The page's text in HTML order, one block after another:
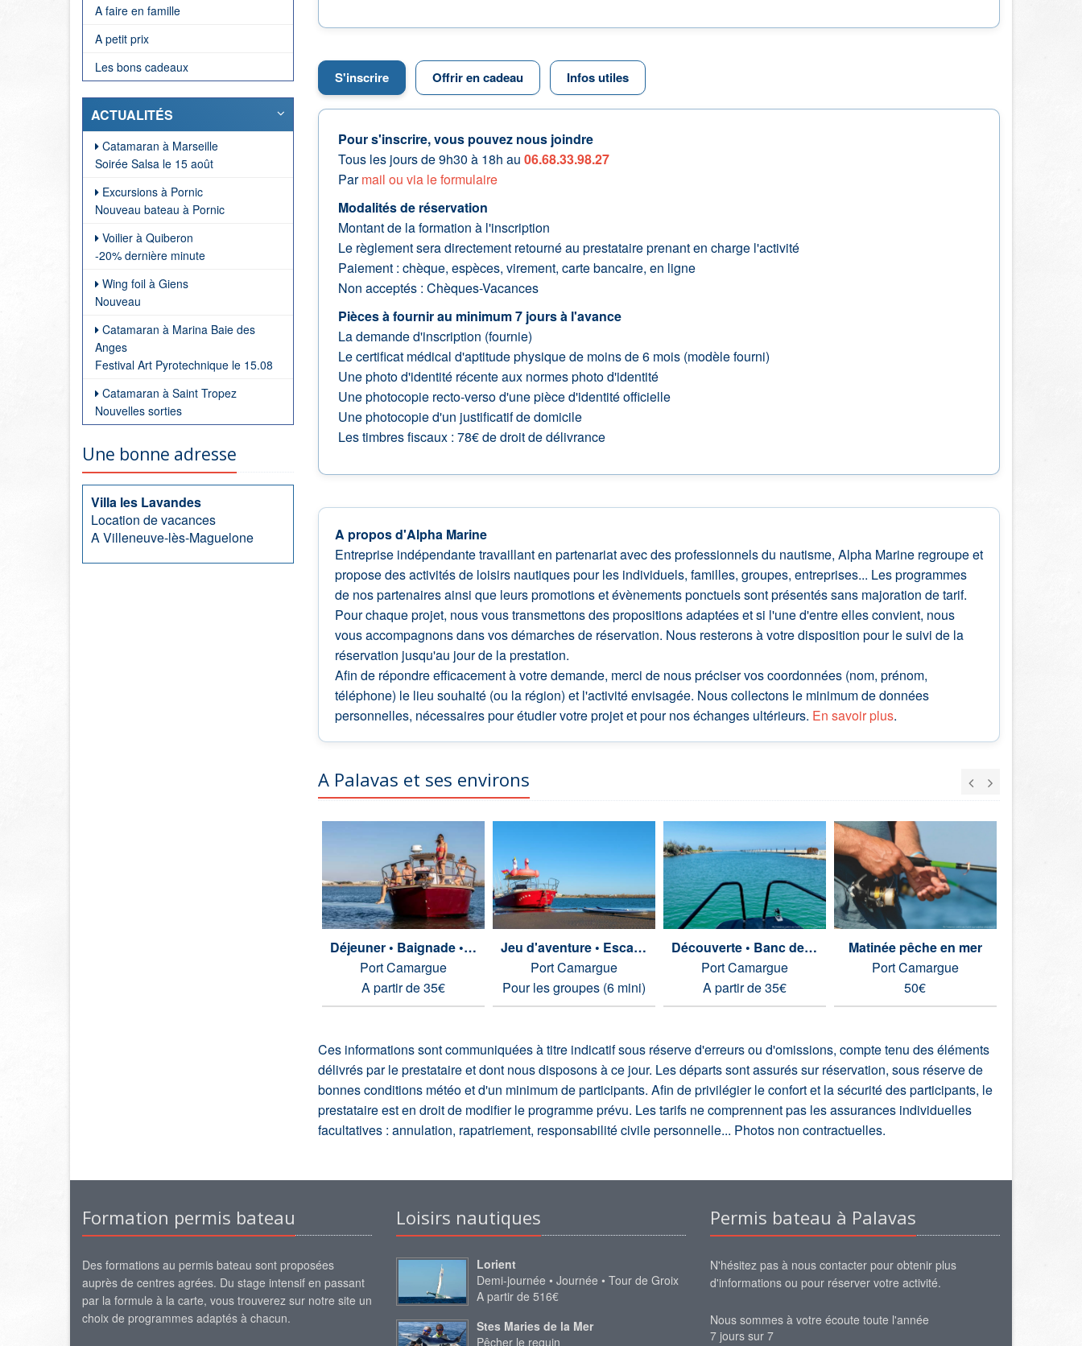
S'inscrire Offrir en cadeau Infos utiles
Pour s'inscrire, vous pouvez nous joindre
Tous les jours de 9h30 à 18h au 06.68.33.98.27
Parmail ou via le formulaire
Modalités de réservation
Montant de la formation à l'inscription
Le règlement sera directement retourné au prestataire prenant en charge l'activité
Paiement : chèque, espèces, virement, carte bancaire, en ligne
Non acceptés : Chèques-Vacances
Pièces à fournir au minimum 7 jours à l'avance
La demande d'inscription (fournie)
Le certificat médical d'aptitude physique de moins de 6 mois (modèle fourni)
Une photo d'identité récente aux normes photo d'identité
Une photocopie recto-verso d'une pièce d'identité officielle
Une photocopie d'un justificatif de domicile
Les timbres fiscaux : 78€ de droit de délivrance
A propos d'Alpha Marine
Entreprise indépendante travaillant en partenariat avec des professionnels du nautisme, Alpha Marine regroupe et
propose des activités de loisirs nautiques pour les individuels, familles, groupes, entreprises... Les programmes
de nos partenaires ainsi que leurs promotions et évènements ponctuels sont présentés sans majoration de tarif.
Pour chaque projet, nous vous transmettons des propositions adaptées et si l'une d'entre elles convient, nous
vous accompagnons dans vos démarches de réservation. Nous resterons à votre disposition pour le suivi de la
réservation jusqu'au jour de la prestation.
Afin de répondre efficacement à votre demande, merci de nous préciser vos coordonnées (nom, prénom,
téléphone) le lieu souhaité (ou la région) et l'activité envisagée. Nous collectons le minimum de données
personnelles, nécessaires pour étudier votre projet et pour nos échanges ultérieurs. En savoir plus.
A Palavas et ses environs
Déjeuner • Baignade • Dîner
Port Camargue
A partir de 35€
Jeu d'aventure • Escape Game
Port Camargue
Pour les groupes (6 mini)
Découverte • Banc de sable • Soirée
Port Camargue
A partir de 35€
Matinée pêche en mer
Port Camargue
50€
Ces informations sont communiquées à titre indicatif sous réserve d'erreurs ou d'omissions, compte tenu des éléments
délivrés par le prestataire et dont nous disposons à ce jour. Les départs sont assurés sur réservation, sous réserve de
bonnes conditions météo et d'un minimum de participants. Afin de privilégier le confort et la sécurité des participants, le
prestataire est en droit de modifier le programme prévu. Les tarifs ne comprennent pas les assurances individuelles
facultatives : annulation, rapatriement, responsabilité civile personnelle... Photos non contractuelles.
A faire en famille
A petit prix
Les bons cadeaux
ACTUALITÉS
Catamaran à Marseille
Soirée Salsa le 15 août
Excursions à Pornic
Nouveau bateau à Pornic
Voilier à Quiberon
-20% dernière minute
Wing foil à Giens
Nouveau
Catamaran à Marina Baie des
Anges
Festival Art Pyrotechnique le 15.08
Catamaran à Saint Tropez
Nouvelles sorties
Une bonne adresse
Villa les Lavandes
Location de vacances
A Villeneuve-lès-Maguelone
Formation permis bateau
Des formations au permis bateau sont proposées
auprès de centres agrées. Du stage intensif en passant
par la formule à la carte, vous trouverez sur notre site un
choix de programmes adaptés à chacun.
Loisirs nautiques
Lorient
Demi-journée • Journée • Tour de Groix
A partir de 516€
Stes Maries de la Mer
Pêcher le requin
Permis bateau à Palavas
N'hésitez pas à nous contacter pour obtenir plus
d'informations ou pour réserver votre activité.
Nous sommes à votre écoute toute l'année
7 jours sur 7